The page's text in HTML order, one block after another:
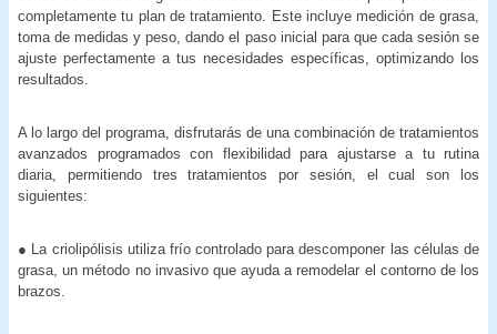
completamente tu plan de tratamiento. Este incluye medición de grasa,
toma de medidas y peso, dando el paso inicial para que cada sesión se
ajuste perfectamente a tus necesidades específicas, optimizando los
resultados.
A lo largo del programa, disfrutarás de una combinación de tratamientos
avanzados programados con flexibilidad para ajustarse a tu rutina
diaria, permitiendo tres tratamientos por sesión, el cual son los
siguientes:
● La criolipólisis utiliza frío controlado para descomponer las células de
grasa, un método no invasivo que ayuda a remodelar el contorno de los
brazos.